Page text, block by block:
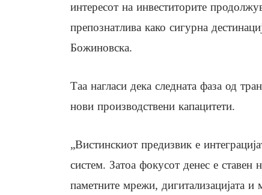
интересот на инвеститорите
препознатлива како сигурна
Божиновска.
Таа нагласи дека следната фаза од
нови производствени капацитети.
„Вистинскиот предизвик е
систем. Затоа фокусот денес е ставен
паметните мрежи, дигитализацијата и